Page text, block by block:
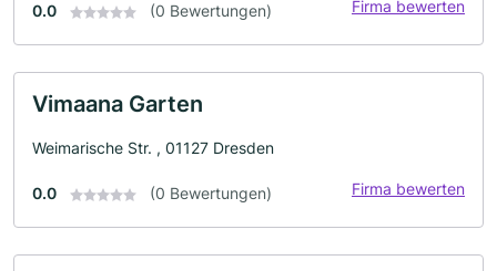
0.0 (0 Bewertungen) Firma bewerten
Vimaana Garten
Weimarische Str. , 01127 Dresden
0.0 (0 Bewertungen) Firma bewerten